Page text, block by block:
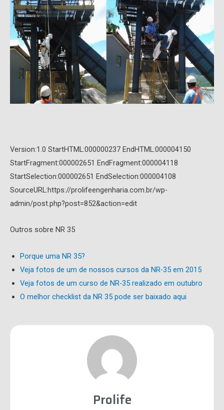
Version:1.0 StartHTML:000000237 EndHTML:000004150
StartFragment:000002651 EndFragment:000004118
StartSelection:000002651 EndSelection:000004108
SourceURL:https://prolifeengenharia.com.br/wp-
admin/post.php?post=852&action=edit
Outros sobre NR 35
Porque uma NR 35?
Veja fotos de um de nossos cursos da NR-35 em 2015
Veja fotos de um curso de NR-35 realizado em outubro
O melhor checklist da NR 35 pode ser baixado aqui
Prolife